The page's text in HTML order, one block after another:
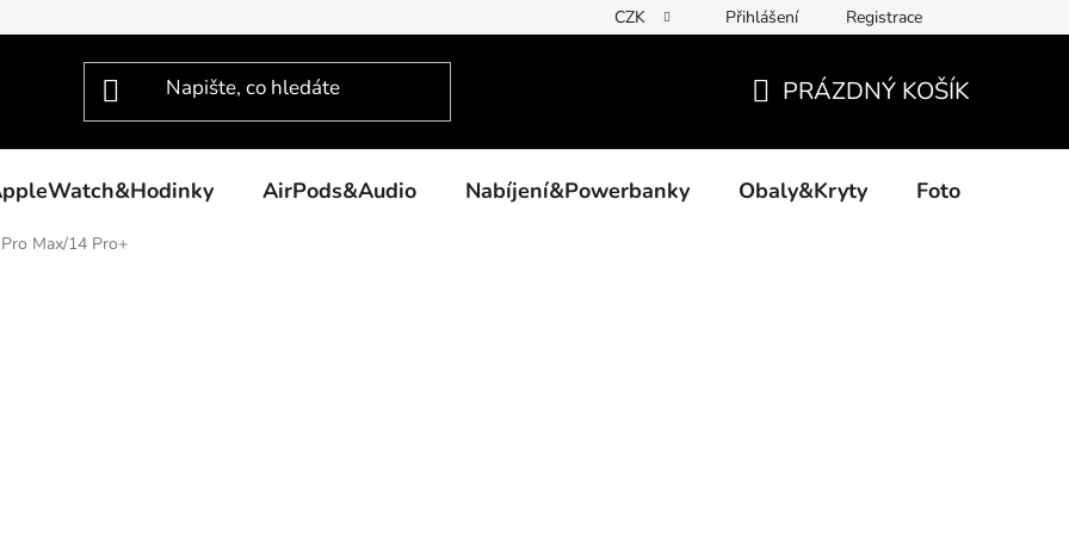
CZK Přihlášení Registrace
KOŠÍK
PRÁZDNÝ KOŠÍK
AirPods&Audio Nabíjení&Powerbanky Obaly&Kryty Foto
Max/14 Pro+